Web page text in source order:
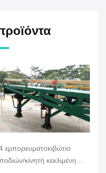
εμπορευματοκιβώτιο
κινητή κεκλιμένη